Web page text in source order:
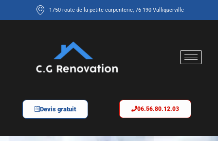
1750 route de la petite carpenterie, 76 190 Valliquerville
Devis gratuit 06.56.80.12.03